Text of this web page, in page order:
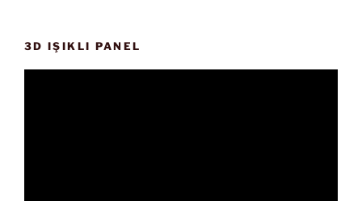
3D IŞIKLI PANEL